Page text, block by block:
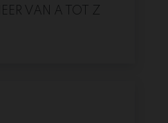
VAN A TOT Z